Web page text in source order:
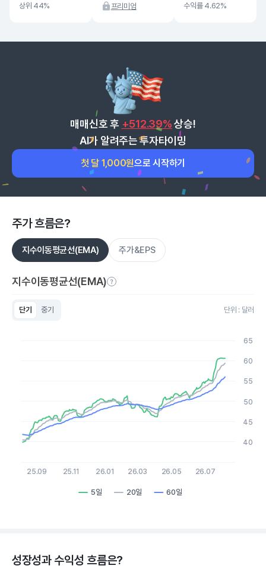
상위 44% 프리미엄 수익률 4.62%
매매신호 후 +512.39% 상승!
AI가 알려주는 투자타이밍
첫 달 1,000원으로 시작하기
주가 흐름은?
지수이동평균선(EMA) 주가&EPS
지수이동평균선(EMA)
단기 중기 단위 : 달러
The chart has 1 X axis displaying Time. Data ranges from
The chart has 1 Y axis displaying values. Data ranges from
5일 20일 60일
25.09 25.11 26.01 26.03 26.05 26.07
40
45
50
55
60
65
성장성과 수익성 흐름은?